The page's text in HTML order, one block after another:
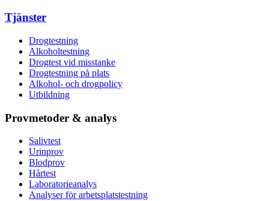
Tjänster
Drogtestning
Alkoholtestning
Drogtest vid misstanke
Drogtestning på plats
Alkohol- och drogpolicy
Utbildning
Provmetoder & analys
Salivtest
Urinprov
Blodprov
Hårtest
Laboratorieanalys
Analyser för arbetsplatstestning